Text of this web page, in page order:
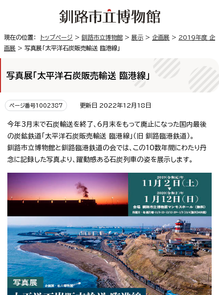
現在の位置： トップページ > 釧路市立博物館 > 展示 > 企画展 > 2019年度 企
画展 > 写真展「太平洋石炭販売輸送 臨港線」
写真展「太平洋石炭販売輸送 臨港線」
ページ番号1002387 更新日 2022年12月18日
今年3月末で石炭輸送を終了、6月末をもって廃止になった国内最後
の炭鉱鉄道「太平洋石炭販売輸送 臨港線」（旧 釧路臨港鉄道）。
釧路市立博物館と釧路臨港鉄道の会では、この10数年間にわたり丹
念に記録した写真より、躍動感ある石炭列車の姿を展示します。